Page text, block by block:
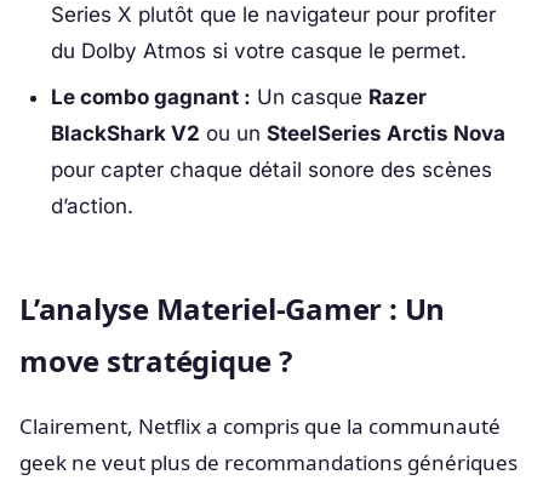
Series X plutôt que le navigateur pour profiter
du Dolby Atmos si votre casque le permet.
Le combo gagnant : Un casque Razer
BlackShark V2 ou un SteelSeries Arctis Nova
pour capter chaque détail sonore des scènes
d’action.
L’analyse Materiel-Gamer : Un
move stratégique ?
Clairement, Netflix a compris que la communauté
geek ne veut plus de recommandations génériques